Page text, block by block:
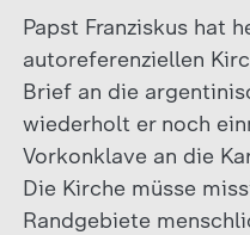
Papst Franziskus hat
autoreferenziellen
Brief an die
wiederholt er noch
Vorkonklave an die
Die Kirche müsse
Randgebiete